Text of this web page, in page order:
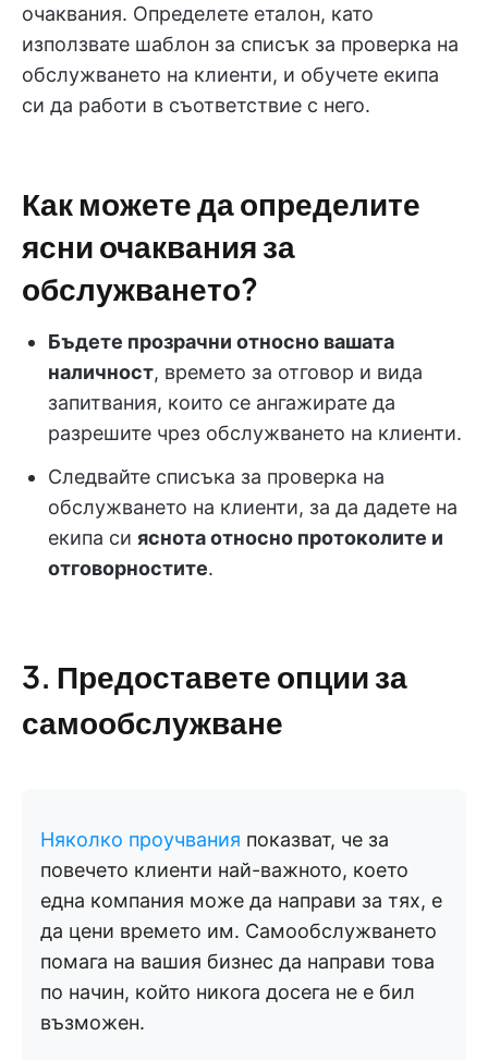
очаквания. Определете еталон, като
използвате шаблон за списък за проверка на
обслужването на клиенти, и обучете екипа
си да работи в съответствие с него.
Как можете да определите
ясни очаквания за
обслужването?
Бъдете прозрачни относно вашата
наличност, времето за отговор и вида
запитвания, които се ангажирате да
разрешите чрез обслужването на клиенти.
Следвайте списъка за проверка на
обслужването на клиенти, за да дадете на
екипа си яснота относно протоколите и
отговорностите.
3. Предоставете опции за
самообслужване
Няколко проучвания показват, че за
повечето клиенти най-важното, което
една компания може да направи за тях, е
да цени времето им. Самообслужването
помага на вашия бизнес да направи това
по начин, който никога досега не е бил
възможен.